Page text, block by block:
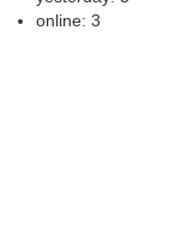
online: 3